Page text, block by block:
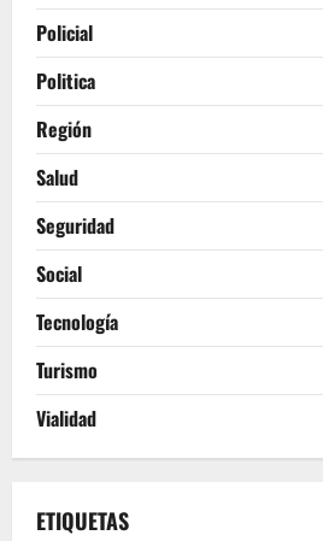
Policial
Politica
Región
Salud
Seguridad
Social
Tecnología
Turismo
Vialidad
ETIQUETAS